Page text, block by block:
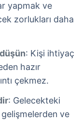
yapmak ve
zorlukları daha
: Kişi ihtiyaç
hazır
çekmez.
: Gelecekteki
ve